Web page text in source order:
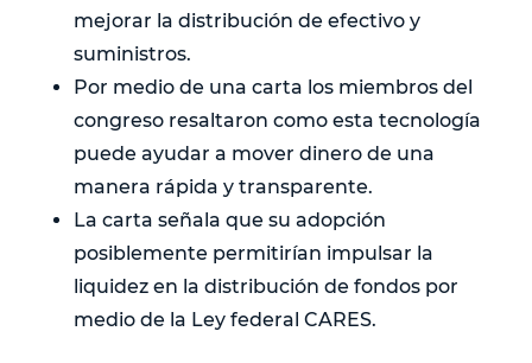
mejorar la distribución de efectivo y
suministros.
Por medio de una carta los miembros del
congreso resaltaron como esta tecnología
puede ayudar a mover dinero de una
manera rápida y transparente.
La carta señala que su adopción
posiblemente permitirían impulsar la
liquidez en la distribución de fondos por
medio de la Ley federal CARES.